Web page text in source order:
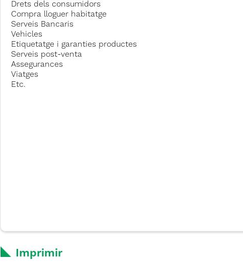
Drets dels consumidors
Compra lloguer habitatge
Serveis Bancaris
Vehicles
Etiquetatge i garanties productes
Serveis post-venta
Assegurances
Viatges
Etc.
Imprimir